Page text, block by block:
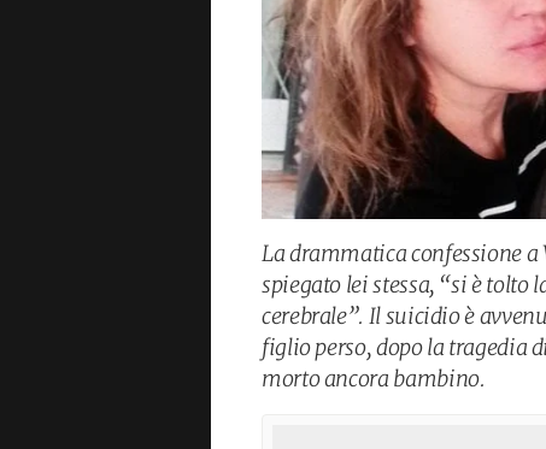
La drammatica confessione
spiegato lei stessa, “si è tolto
cerebrale”. Il suicidio è
figlio perso, dopo la tragedia
morto ancora bambino.